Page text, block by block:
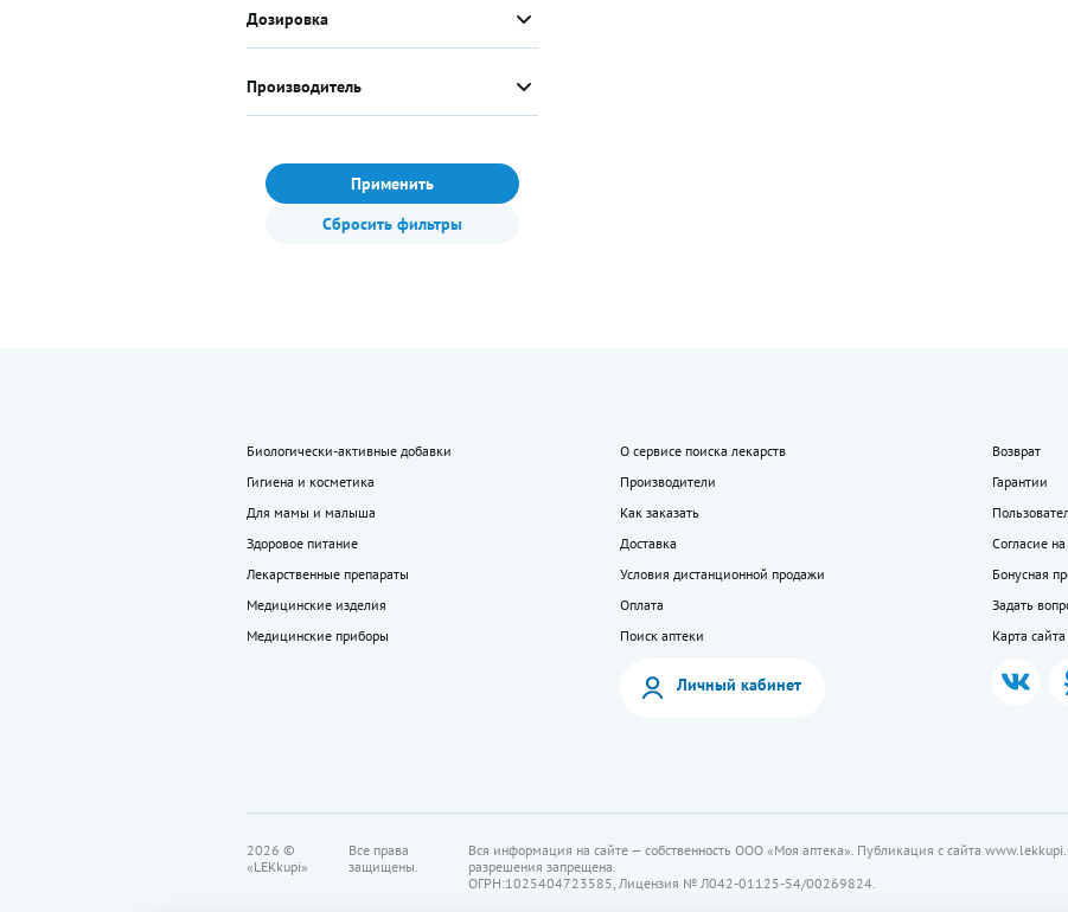
Дозировка
Производитель
Применить
Сбросить фильтры
Биологически-активные добавки
Гигиена и косметика
Для мамы и малыша
Здоровое питание
Лекарственные препараты
Медицинские изделия
Медицинские приборы
О сервисе поиска лекарств
Производители
Как заказать
Доставка
Условия дистанционной продажи
Оплата
Поиск аптеки
Возврат
Гарантии
Согласие
Бонусная
Задать
Карта сайта
Личный кабинет
2026 ©
«LEKkupi»
Все права
защищены.
Вся информация на сайте — собственность ООО «Моя аптека». Публикация с сайта
разрешения запрещена.
ОГРН:1025404723585, Лицензия № Л042-01125-54/00269824.